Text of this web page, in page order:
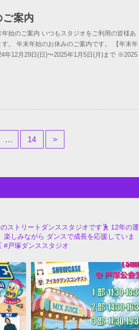
ご案内
始のご案内 いつもスタジオをご利用の皆様あ
す。 年末年始のお休みのご案内です。 【年末年
年12月29日(日)〜2025年1月5日(月)まで ※2025
… 14 >
ストリートダンススタジオです🕺 12年の運
楽しみながら ダンスで成長を応援していま
#戸塚ダンススタジオ